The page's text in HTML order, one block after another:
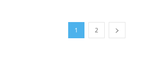
1 2